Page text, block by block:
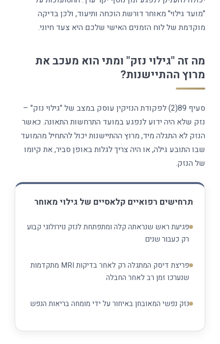
"מועד גילוי" מאוחר דורשת הוכחה ותיעוד, ולכן בדיקה
מוקדמת של לוח הזמנים האישי שלכם היא צעד חיוני.
מה זה "גילוי נזק" ומתי הוא מעכב את
מרוץ ההתיישנות?
סעיף 89(2) לפקודת הנזיקין עוסק במצב של "גילוי נזק" –
נזק שלא היה ידוע לנפגע במועד התרחשות התאונה. כאשר
הנזק לא התגלה מיד, מרוץ ההתיישנות יכול להתחיל מהמועד
שבו התובע גילה, או היה צריך לגלות באופן סביר, את קיומו
של הנזק.
תרחישים רפואיים קלאסיים של גילוי מאוחר
פגיעת ראש שנראתה קלה ומתפתחת לנזק נוירולוגי קבוע
רק כעבור שנים
פריצת דיסק המתגלה רק לאחר בדיקות MRI מתקדמות
שנערכו זמן רב לאחר החבלה
נזק נפשי המאובחן באיחור על ידי מומחה בריאות הנפש